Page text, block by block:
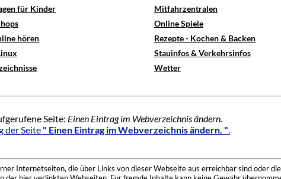
für Kinder
Mitfahrzentralen
Online Spiele
hören
Rezepte - Kochen & Backen
Stauinfos & Verkehrsinfos
Wetter
Seite: Einen Eintrag im Webverzeichnis ändern.
der Seite " Einen Eintrag im Webverzeichnis ändern. ".
Internetseiten, die über Links von dieser Webseite aus erreichbar sind oder